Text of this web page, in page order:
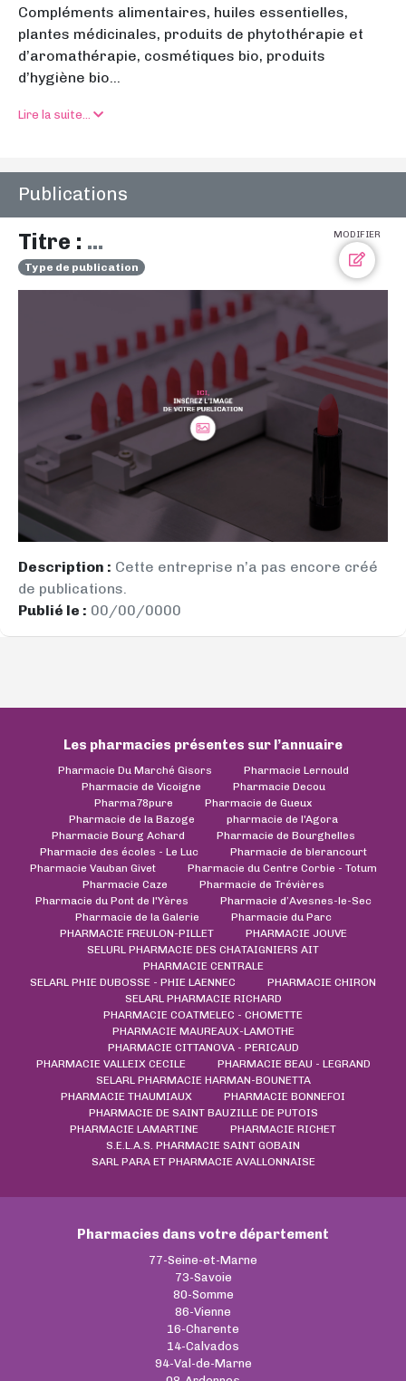
Compléments alimentaires, huiles essentielles,
plantes médicinales, produits de phytothérapie et
d’aromathérapie, cosmétiques bio, produits
d’hygiène bio...
Lire la suite...
Publications
MODIFIER
Titre : ...
Type de publication
Description : Cette entreprise n’a pas encore créé
de publications.
Publié le : 00/00/0000
Les pharmacies présentes sur l’annuaire
Pharmacie Du Marché Gisors
Pharmacie Lernould
Pharmacie de Vicoigne
Pharmacie Decou
Pharma78pure
Pharmacie de Gueux
Pharmacie de la Bazoge
pharmacie de l'Agora
Pharmacie Bourg Achard
Pharmacie de Bourghelles
Pharmacie des écoles - Le Luc
Pharmacie de blerancourt
Pharmacie Vauban Givet
Pharmacie du Centre Corbie - Totum
Pharmacie Caze
Pharmacie de Trévières
Pharmacie du Pont de l'Yères
Pharmacie d’Avesnes-le-Sec
Pharmacie de la Galerie
Pharmacie du Parc
PHARMACIE FREULON-PILLET
PHARMACIE JOUVE
SELURL PHARMACIE DES CHATAIGNIERS AIT
PHARMACIE CENTRALE
SELARL PHIE DUBOSSE - PHIE LAENNEC
PHARMACIE CHIRON
SELARL PHARMACIE RICHARD
PHARMACIE COATMELEC - CHOMETTE
PHARMACIE MAUREAUX-LAMOTHE
PHARMACIE CITTANOVA - PERICAUD
PHARMACIE VALLEIX CECILE
PHARMACIE BEAU - LEGRAND
SELARL PHARMACIE HARMAN-BOUNETTA
PHARMACIE THAUMIAUX
PHARMACIE BONNEFOI
PHARMACIE DE SAINT BAUZILLE DE PUTOIS
PHARMACIE LAMARTINE
PHARMACIE RICHET
S.E.L.A.S. PHARMACIE SAINT GOBAIN
SARL PARA ET PHARMACIE AVALLONNAISE
Pharmacies dans votre département
77-Seine-et-Marne
73-Savoie
80-Somme
86-Vienne
16-Charente
14-Calvados
94-Val-de-Marne